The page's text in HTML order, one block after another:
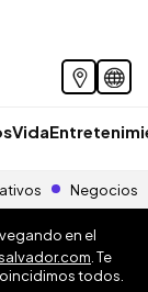
Vida
Negocios
en el
. Te
todos.